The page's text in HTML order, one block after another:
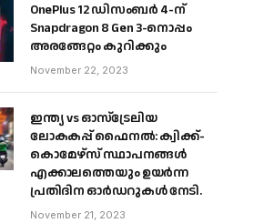
OnePlus 12 ഡിസംബർ 4-ന്
Snapdragon 8 Gen 3-നൊപ്പം
അരങ്ങേറ്റം കുറിക്കും
November 22, 2023
ഇന്ത്യ vs ഓസ്‌ട്രേലിയ
ലോകകപ്പ് ഫൈനൽ: ക്വിക്ക്-
കൊമേഴ്‌സ് സ്ഥാപനങ്ങൾ
എക്കാലത്തെയും ഉയർന്ന
പ്രതിദിന ഓർഡറുകൾ നേടി.
November 21, 2023